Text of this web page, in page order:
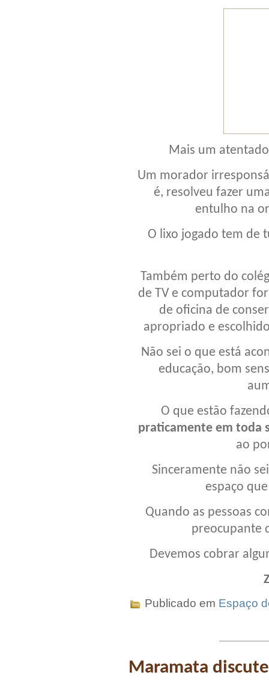
Mais um
Um morador
é, resolveu fazer
entulho na
O lixo jogado tem de
Também perto do
de TV e computador
de oficina de
apropriado e
Não sei o que está
educação, bom
O que estão
praticamente em toda
ao
Sinceramente não
espaço
Quando as pessoas
preocupante
Devemos cobrar
Publicado em Espaço
Maramata